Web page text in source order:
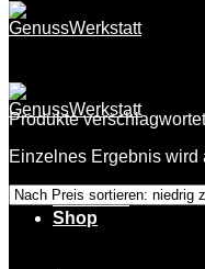
Über uns
Shop
Produkte
Einzelnes Ergebnis wird